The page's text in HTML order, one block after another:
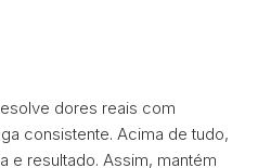
dores reais com
consistente. Acima de tudo,
e resultado. Assim, mantém